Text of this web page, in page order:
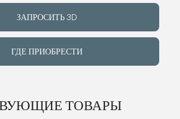
О
СОБЫТИЯ
ЗАПРОСИТЬ 3D
ГДЕ ПРИОБРЕСТИ
ТОВАРЫ